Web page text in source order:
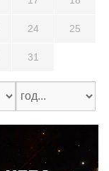
24 25
31